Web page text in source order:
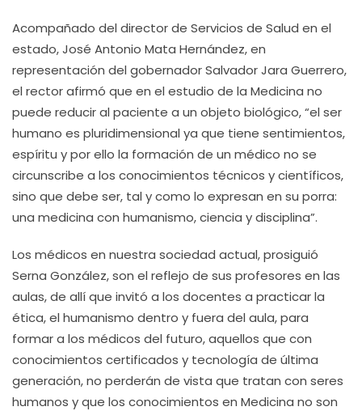
Acompañado del director de Servicios de Salud en el
estado, José Antonio Mata Hernández, en
representación del gobernador Salvador Jara Guerrero,
el rector afirmó que en el estudio de la Medicina no
puede reducir al paciente a un objeto biológico, “el ser
humano es pluridimensional ya que tiene sentimientos,
espíritu y por ello la formación de un médico no se
circunscribe a los conocimientos técnicos y científicos,
sino que debe ser, tal y como lo expresan en su porra:
una medicina con humanismo, ciencia y disciplina”.
Los médicos en nuestra sociedad actual, prosiguió
Serna González, son el reflejo de sus profesores en las
aulas, de allí que invitó a los docentes a practicar la
ética, el humanismo dentro y fuera del aula, para
formar a los médicos del futuro, aquellos que con
conocimientos certificados y tecnología de última
generación, no perderán de vista que tratan con seres
humanos y que los conocimientos en Medicina no son